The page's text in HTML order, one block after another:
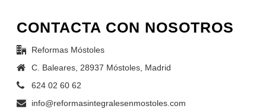
CONTACTA CON NOSOTROS
Reformas Móstoles
C. Baleares, 28937 Móstoles, Madrid
624 02 60 62
info@reformasintegralesenmostoles.com